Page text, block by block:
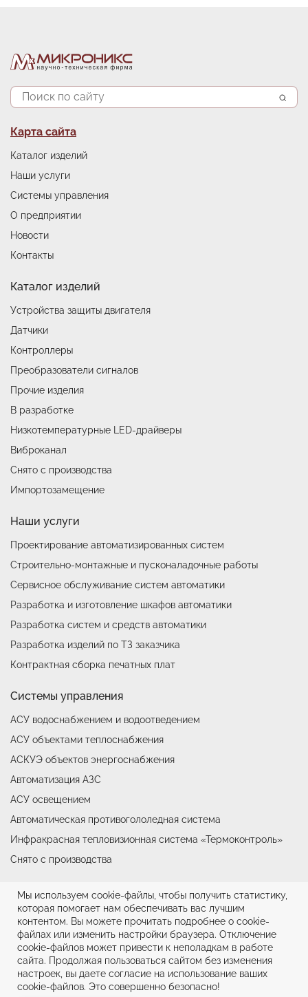
Поиск
Подвал
Карта сайта
Каталог изделий
Наши услуги
Системы управления
О предприятии
Новости
Контакты
Каталог изделий
Устройства защиты двигателя
Датчики
Контроллеры
Преобразователи сигналов
Прочие изделия
В разработке
Низкотемпературные LED-драйверы
Виброканал
Снято с производства
Импортозамещение
Наши услуги
Проектирование автоматизированных систем
Строительно-монтажные и пусконаладочные работы
Сервисное обслуживание систем автоматики
Разработка и изготовление шкафов автоматики
Разработка систем и средств автоматики
Разработка изделий по ТЗ заказчика
Контрактная сборка печатных плат
Системы управления
АСУ водоснабжением и водоотведением
АСУ объектами теплоснабжения
АСКУЭ объектов энергоснабжения
Автоматизация АЗС
АСУ освещением
Автоматическая противогололедная система
Инфракрасная тепловизионная система «Термоконтроль»
Снято с производства
© ООО НТФ «Микроникс», 2026
Политика конфиденциальности
Информационная ответственность
Мы используем cookie-файлы, чтобы получить статистику,
которая помогает нам обеспечивать вас лучшим
контентом. Вы можете прочитать подробнее о cookie-
файлах или изменить настройки браузера. Отключение
cookie-файлов может привести к неполадкам в работе
сайта. Продолжая пользоваться сайтом без изменения
настроек, вы даете согласие на использование ваших
cookie-файлов. Это совершенно безопасно!